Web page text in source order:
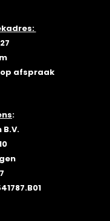
afspraak
: